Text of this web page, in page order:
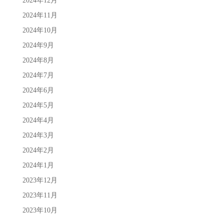
2024年11月
2024年10月
2024年9月
2024年8月
2024年7月
2024年6月
2024年5月
2024年4月
2024年3月
2024年2月
2024年1月
2023年12月
2023年11月
2023年10月